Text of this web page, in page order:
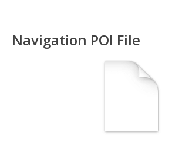
Navigation POI File